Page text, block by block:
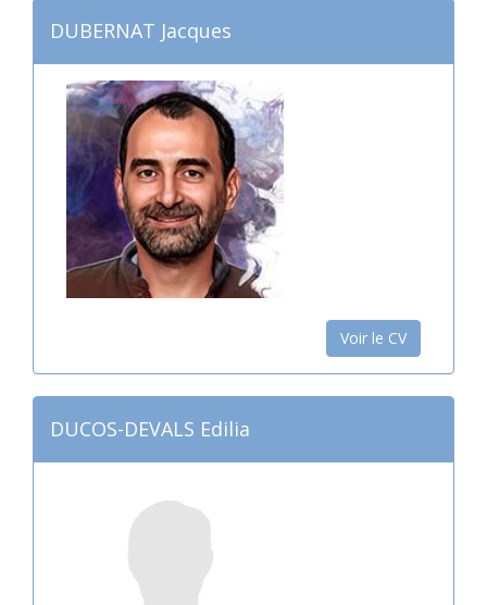
DUBERNAT Jacques
Voir le CV
DUCOS-DEVALS Edilia